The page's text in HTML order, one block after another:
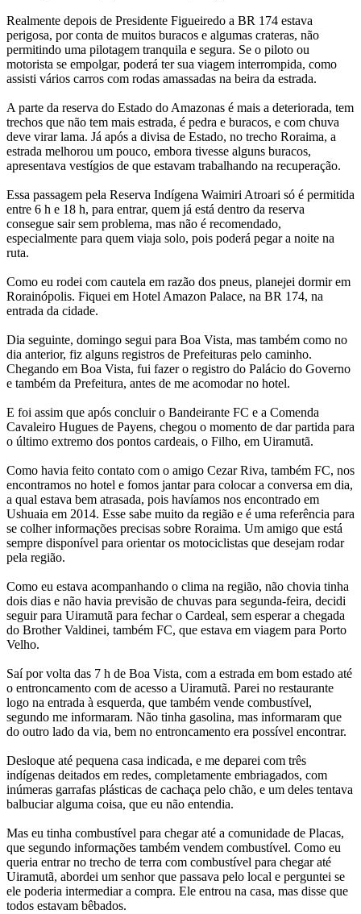
Realmente depois de Presidente Figueiredo a BR 174 estava
perigosa, por conta de muitos buracos e algumas crateras, não
permitindo uma pilotagem tranquila e segura. Se o piloto ou
motorista se empolgar, poderá ter sua viagem interrompida, como
assisti vários carros com rodas amassadas na beira da estrada.
A parte da reserva do Estado do Amazonas é mais a deteriorada, tem
trechos que não tem mais estrada, é pedra e buracos, e com chuva
deve virar lama. Já após a divisa de Estado, no trecho Roraima, a
estrada melhorou um pouco, embora tivesse alguns buracos,
apresentava vestígios de que estavam trabalhando na recuperação.
Essa passagem pela Reserva Indígena Waimiri Atroari só é permitida
entre 6 h e 18 h, para entrar, quem já está dentro da reserva
consegue sair sem problema, mas não é recomendado,
especialmente para quem viaja solo, pois poderá pegar a noite na
ruta.
Como eu rodei com cautela em razão dos pneus, planejei dormir em
Rorainópolis. Fiquei em Hotel Amazon Palace, na BR 174, na
entrada da cidade.
Dia seguinte, domingo segui para Boa Vista, mas também como no
dia anterior, fiz alguns registros de Prefeituras pelo caminho.
Chegando em Boa Vista, fui fazer o registro do Palácio do Governo
e também da Prefeitura, antes de me acomodar no hotel.
E foi assim que após concluir o Bandeirante FC e a Comenda
Cavaleiro Hugues de Payens, chegou o momento de dar partida para
o último extremo dos pontos cardeais, o Filho, em Uiramutã.
Como havia feito contato com o amigo Cezar Riva, também FC, nos
encontramos no hotel e fomos jantar para colocar a conversa em dia,
a qual estava bem atrasada, pois havíamos nos encontrado em
Ushuaia em 2014. Esse sabe muito da região e é uma referência para
se colher informações precisas sobre Roraima. Um amigo que está
sempre disponível para orientar os motociclistas que desejam rodar
pela região.
Como eu estava acompanhando o clima na região, não chovia tinha
dois dias e não havia previsão de chuvas para segunda-feira, decidi
seguir para Uiramutã para fechar o Cardeal, sem esperar a chegada
do Brother Valdinei, também FC, que estava em viagem para Porto
Velho.
Saí por volta das 7 h de Boa Vista, com a estrada em bom estado até
o entroncamento com de acesso a Uiramutã. Parei no restaurante
logo na entrada à esquerda, que também vende combustível,
segundo me informaram. Não tinha gasolina, mas informaram que
do outro lado da via, bem no entroncamento era possível encontrar.
Desloque até pequena casa indicada, e me deparei com três
indígenas deitados em redes, completamente embriagados, com
inúmeras garrafas plásticas de cachaça pelo chão, e um deles tentava
balbuciar alguma coisa, que eu não entendia.
Mas eu tinha combustível para chegar até a comunidade de Placas,
que segundo informações também vendem combustível. Como eu
queria entrar no trecho de terra com combustível para chegar até
Uiramutã, abordei um senhor que passava pelo local e perguntei se
ele poderia intermediar a compra. Ele entrou na casa, mas disse que
todos estavam bêbados.